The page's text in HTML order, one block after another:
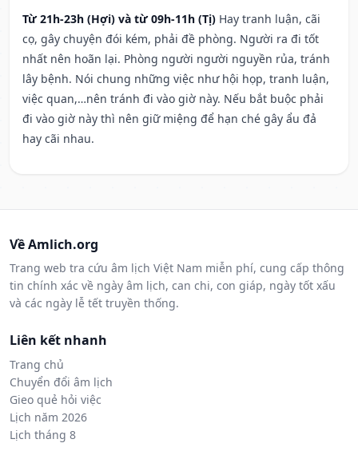
Từ 21h-23h (Hợi) và từ 09h-11h (Tị) Hay tranh luận, cãi
cọ, gây chuyện đói kém, phải đề phòng. Người ra đi tốt
nhất nên hoãn lại. Phòng người người nguyền rủa, tránh
lây bệnh. Nói chung những việc như hội họp, tranh luận,
việc quan,…nên tránh đi vào giờ này. Nếu bắt buộc phải
đi vào giờ này thì nên giữ miệng để hạn ché gây ẩu đả
hay cãi nhau.
Về Amlich.org
Trang web tra cứu âm lịch Việt Nam miễn phí, cung cấp thông
tin chính xác về ngày âm lịch, can chi, con giáp, ngày tốt xấu
và các ngày lễ tết truyền thống.
Liên kết nhanh
Trang chủ
Chuyển đổi âm lịch
Gieo quẻ hỏi việc
Lịch năm 2026
Lịch tháng 8